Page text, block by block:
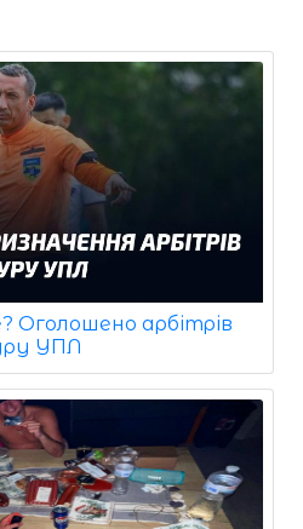
арбітрів
УПЛ